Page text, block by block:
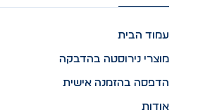
עמוד הבית
מוצרי נירוסטה בהדבקה
הדפסה בהזמנה אישית
אודות